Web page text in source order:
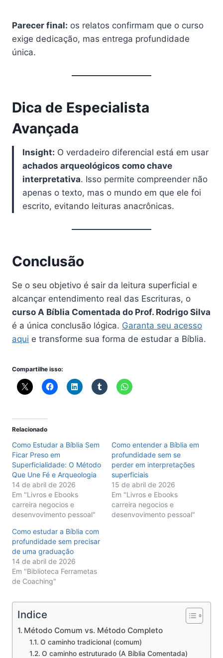
Parecer final: os relatos confirmam que o curso
exige dedicação, mas entrega profundidade
única.
Dica de Especialista
Avançada
Insight: O verdadeiro diferencial está em usar
achados arqueológicos como chave
interpretativa. Isso permite compreender não
apenas o texto, mas o mundo em que ele foi
escrito, evitando leituras anacrônicas.
Conclusão
Se o seu objetivo é sair da leitura superficial e
alcançar entendimento real das Escrituras, o
curso A Bíblia Comentada do Prof. Rodrigo Silva
é a única conclusão lógica. Garanta seu acesso
aqui e transforme sua forma de estudar a Bíblia.
Compartilhe isso:
Relacionado
Como Estudar a Bíblia Sem
Ficar Preso em
Superficialidade: O Método
Que Une Fé e Arqueologia
14 de abril de 2026
Em "Livros e Ebooks
carreira negocios e
desenvovimento pessoal"
Como entender a Bíblia em
profundidade sem se
perder em interpretações
superficiais
15 de abril de 2026
Em "Livros e Ebooks
carreira negocios e
desenvovimento pessoal"
Como estudar a Bíblia com
profundidade sem precisar
de uma graduação
14 de abril de 2026
Em "Biblioteca Ferrametas
de Coaching"
Indice
Método Comum vs. Método Completo
O caminho tradicional (comum)
O caminho estruturado (A Bíblia Comentada)